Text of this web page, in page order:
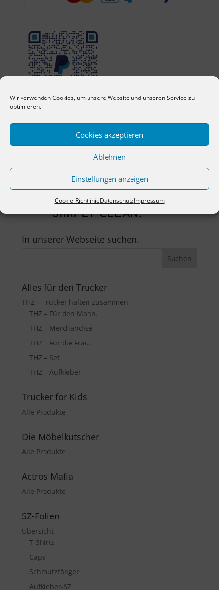
Wir verwenden Cookies, um unsere Website und unseren Service zu
optimieren.
Cookies akzeptieren
Ablehnen
Einstellungen anzeigen
Cookie-RichtlinieDatenschutzImpressum
In unserer Webseite suchen.
Alles für den Trucker
THZ – Trucker halten zusammen
THZ – Für den Mann.
THZ – Merchandise
THZ – Für die Frau.
THZ – Set
THZ – Aufkleber
Trucker for Kids
Alle Produkte
Die Möbelkutscher
Alle Produkte
Actros Mafia
Alle Produkte
SZ-Folien
Übersicht
T-Shirts
Caps
Schmutzfänger
Aufkleber-SZ